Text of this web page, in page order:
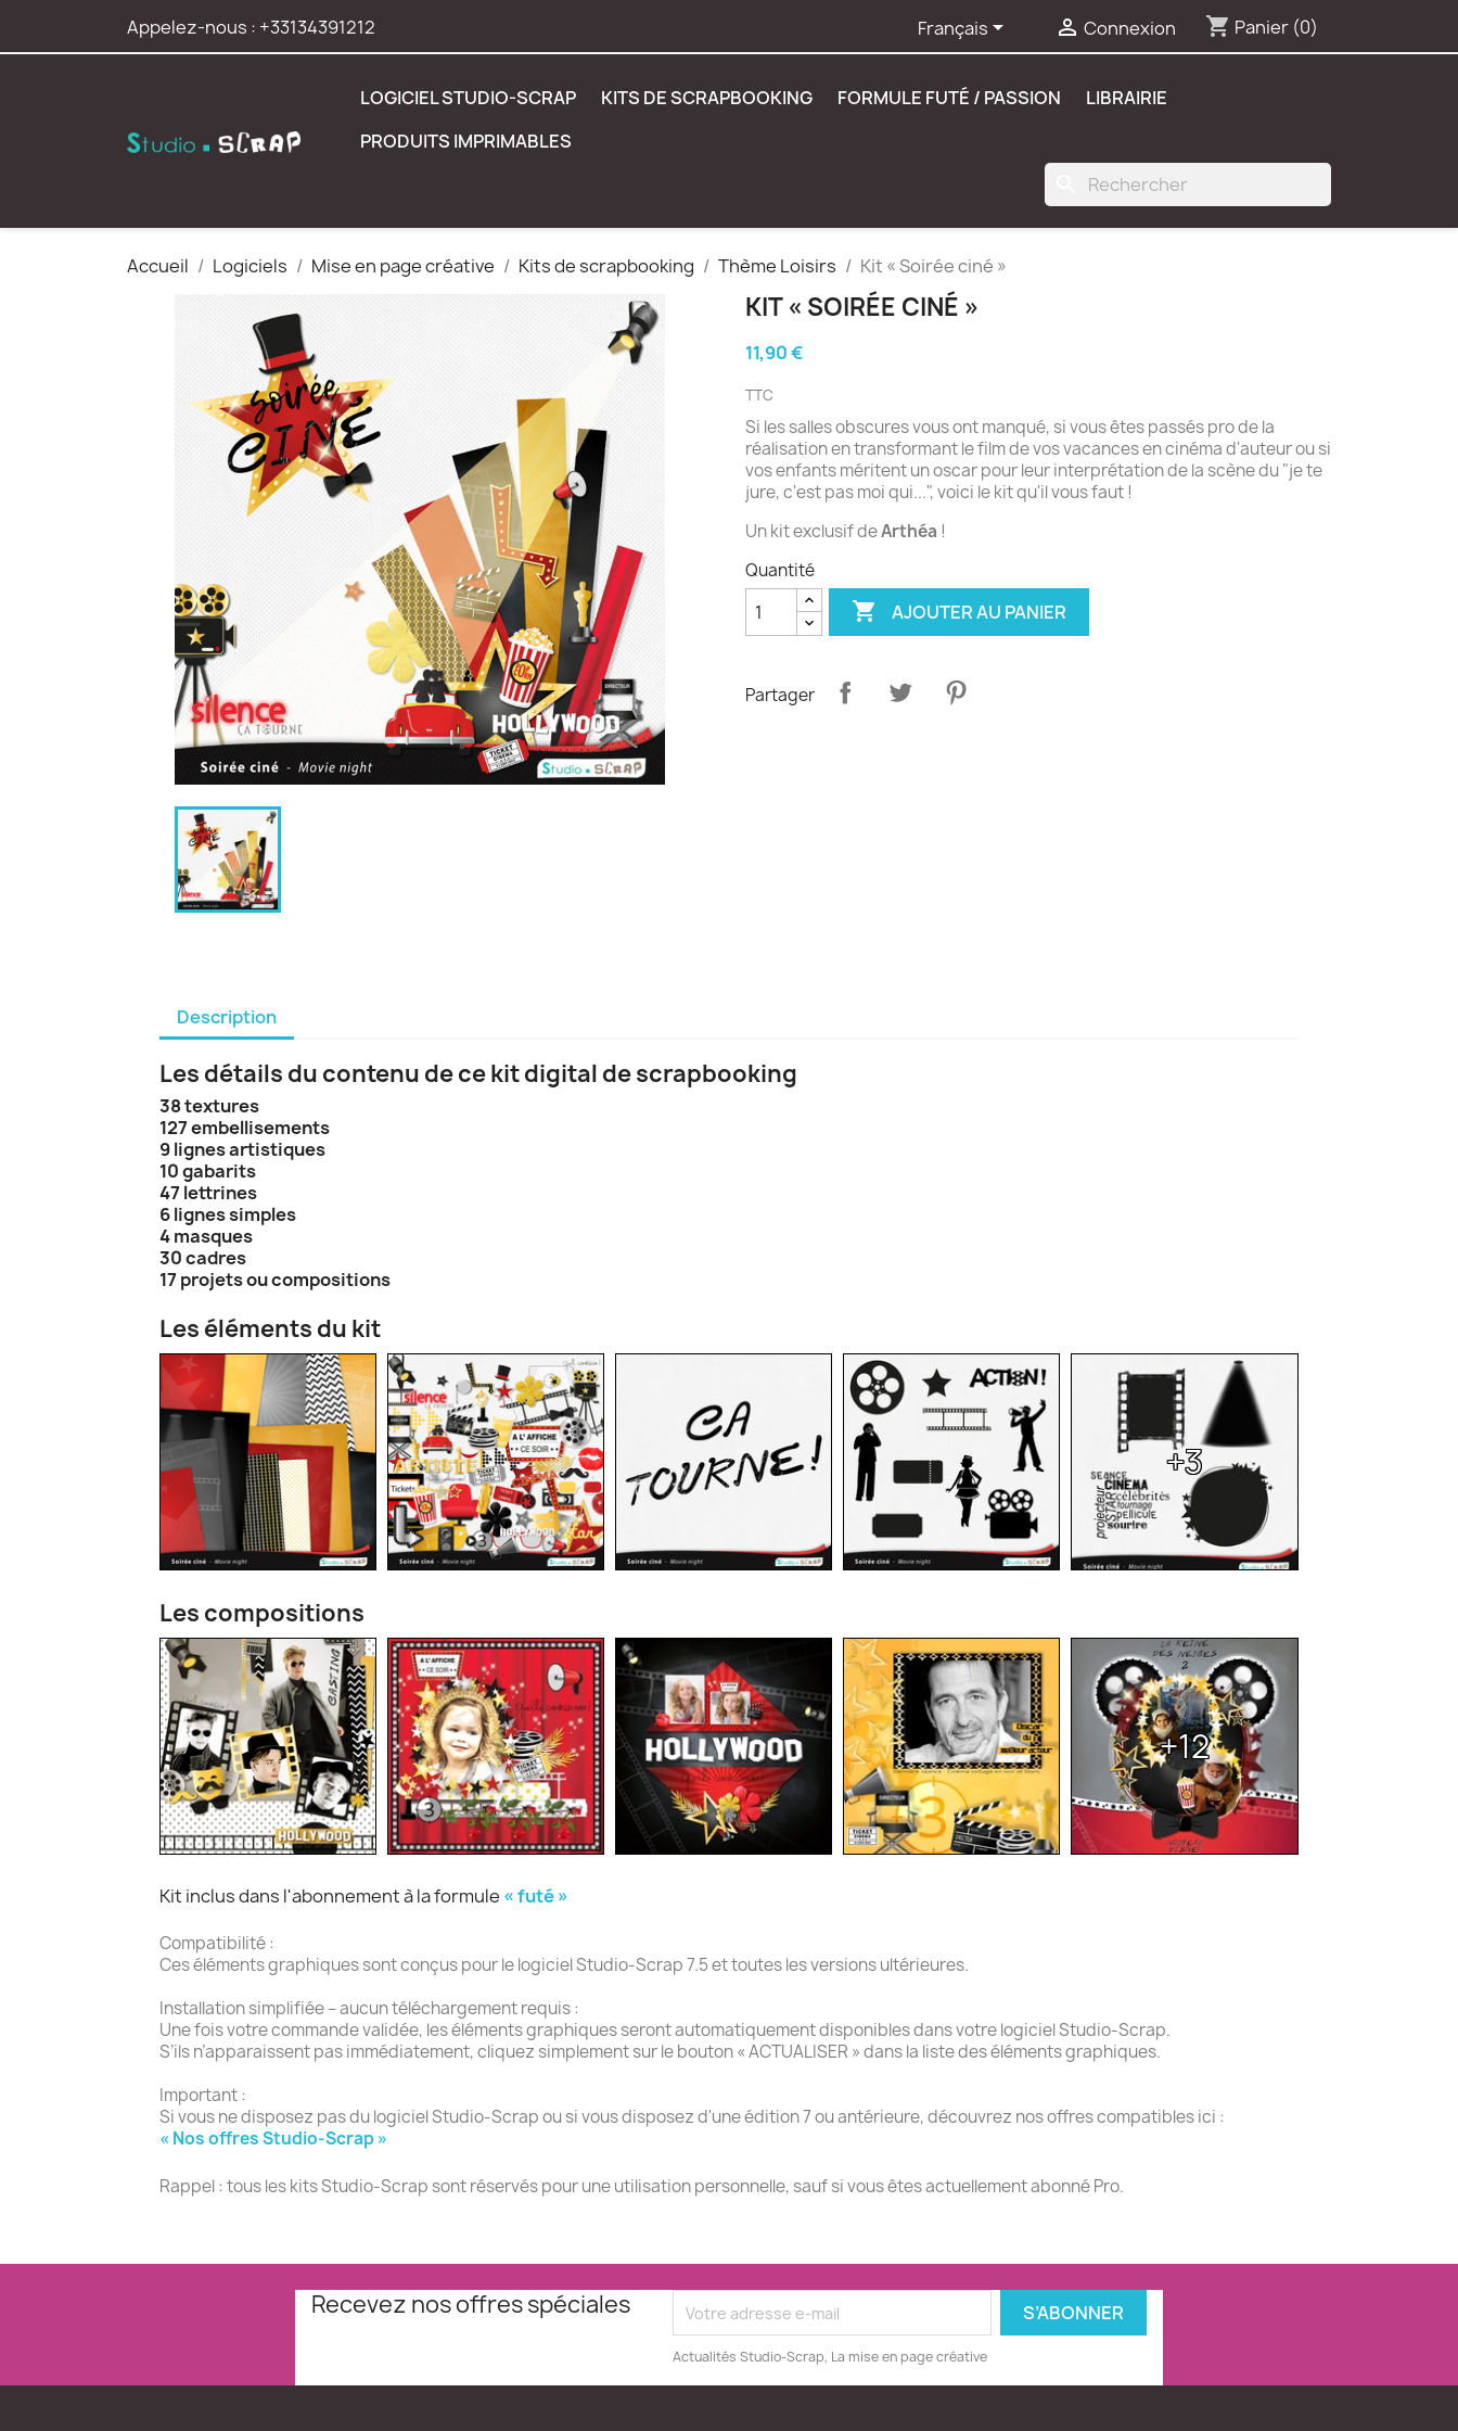
Appelez-nous : +33134391212 Français  Connexion shopping_cart Panier (0)
LOGICIEL STUDIO-SCRAP KITS DE SCRAPBOOKING FORMULE FUTÉ / PASSION
LIBRAIRIE
PRODUITS IMPRIMABLES
Accueil Logiciels Mise en page créative Kits de scrapbooking Thème Loisirs Kit « Soirée ciné »
KIT « SOIRÉE CINÉ »
11,90 €
TTC
Si les salles obscures vous ont manqué, si vous êtes passés pro de la
réalisation en transformant le film de vos vacances en cinéma d'auteur ou si
vos enfants méritent un oscar pour leur interprétation de la scène du "je te
jure, c'est pas moi qui...", voici le kit qu'il vous faut !
Un kit exclusif deArthéa !
Quantité
 AJOUTER AU PANIER
Partager
Description
Les détails du contenu de ce kit digital de scrapbooking
38 textures
127 embellisements
9 lignes artistiques
10 gabarits
47 lettrines
6 lignes simples
4 masques
30 cadres
17 projets ou compositions
Les éléments du kit
+3
Les compositions
+12
Kit inclus dans l'abonnement à la formule « futé »
Compatibilité :
Ces éléments graphiques sont conçus pour le logiciel Studio-Scrap 7.5 et toutes les versions ultérieures.
Installation simplifiée – aucun téléchargement requis :
Une fois votre commande validée, les éléments graphiques seront automatiquement disponibles dans votre logiciel Studio-Scrap.
S’ils n’apparaissent pas immédiatement, cliquez simplement sur le bouton « ACTUALISER » dans la liste des éléments graphiques.
Important :
Si vous ne disposez pas du logiciel Studio-Scrap ou si vous disposez d'une édition 7 ou antérieure, découvrez nos offres compatibles ici :
« Nos offres Studio-Scrap »
Rappel : tous les kits Studio-Scrap sont réservés pour une utilisation personnelle, sauf si vous êtes actuellement abonné Pro.
Recevez nos offres spéciales
Actualités Studio-Scrap, La mise en page créative